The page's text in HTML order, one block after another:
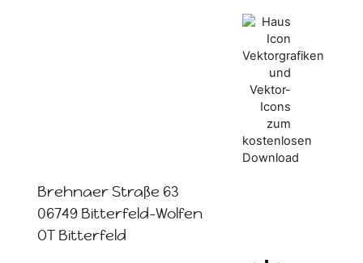
Brehnaer Straße 63
06749 Bitterfeld-Wolfen
OT Bitterfeld